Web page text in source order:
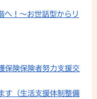
へ！～お世話型からリ
保険保険者努力支援交
す（生活支援体制整備